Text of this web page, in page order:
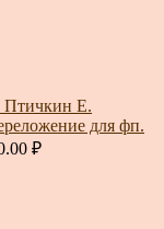
Птичкин Е.
для фп.
₽